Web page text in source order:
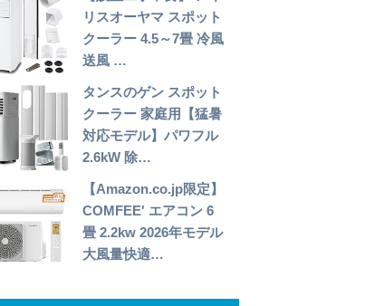
リスオーヤマ スポット
クーラー 4.5～7畳 冷風
送風 …
タンスのゲン スポット
クーラー 家庭用【猛暑
対応モデル】パワフル
2.6kW 除…
【Amazon.co.jp限定】
COMFEE' エアコン 6
畳 2.2kw 2026年モデル
大風量快適…